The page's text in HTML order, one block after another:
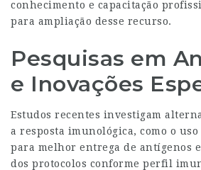
conhecimento e capacitação
para ampliação desse recurso.
Pesquisas em
e Inovações
Estudos recentes investigam
a resposta imunológica, como o
para melhor entrega de antígenos
dos protocolos conforme perfil